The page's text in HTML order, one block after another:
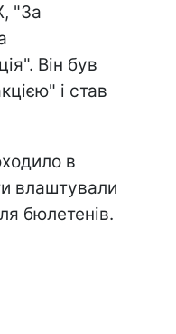
"За
Він був
і став
в
влаштували
бюлетенів.